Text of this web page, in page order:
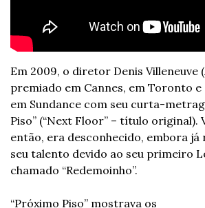
Em 2009, o diretor Denis Villeneuve
premiado em Cannes, em Toronto
em Sundance com seu curta-
Piso” (“Next Floor” – título original).
então, era desconhecido, embora já
seu talento devido ao seu primeiro
chamado “Redemoinho”.
“Próximo Piso” mostrava os